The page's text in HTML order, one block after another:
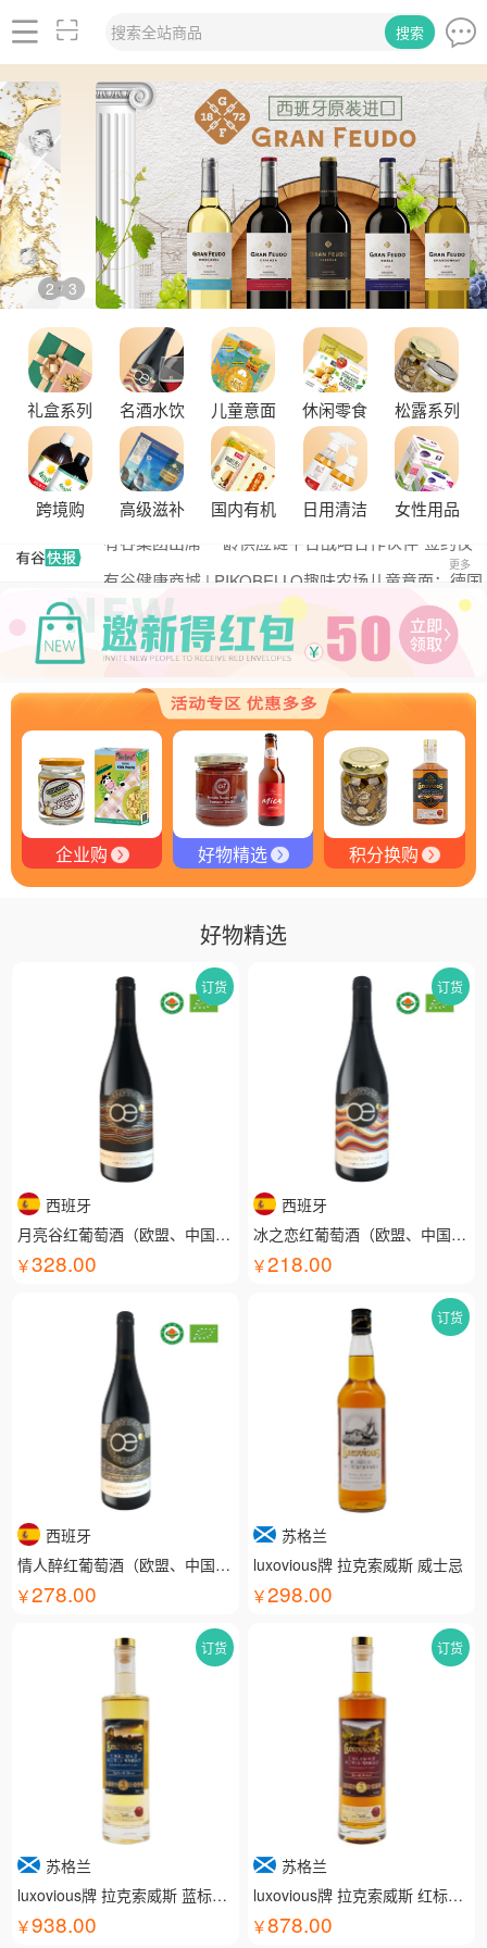
搜索全站商品 搜索
2 / 3
礼盒系列 名酒水饮 儿童意面 休闲零食 松露系列
跨境购 高级滋补 国内有机 日用清洁 女性用品
更多
有谷健康商城 | PIKOBELLO趣味农场儿童意面：德国
匠心打造的无盐健康新主张
有谷健康 | PIKOBELLO牌儿童意面：健康与美味的完
美结合
探寻黑钻奥秘：有谷健康与塞尔维亚黑松露的完美邂
逅
探秘塞尔维亚黑松露：舌尖上的黑钻石
品味卓越，OE 中欧有机双认证红酒的独特魅力
品味拉克索威斯威士忌，邂逅独特酒韵
舌尖上的塞尔维亚黑松露，你了解多少？
探秘塞尔维亚松露的独特魅力
黑松露的热量是多少？
企业购 好物精选 积分换购
好物精选
订货
西班牙
月亮谷红葡萄酒（欧盟、中国有机认证）
328.00
订货
西班牙
冰之恋红葡萄酒（欧盟、中国有机认证）
218.00
西班牙
情人醉红葡萄酒（欧盟、中国有机认证）
278.00
订货
苏格兰
luxovious牌 拉克索威斯 威士忌
298.00
订货
苏格兰
luxovious牌 拉克索威斯 蓝标威士忌
938.00
订货
苏格兰
luxovious牌 拉克索威斯 红标威士忌
878.00